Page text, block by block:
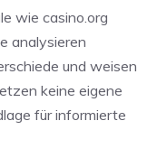
wie casino.org
analysieren
und weisen
keine eigene
für informierte